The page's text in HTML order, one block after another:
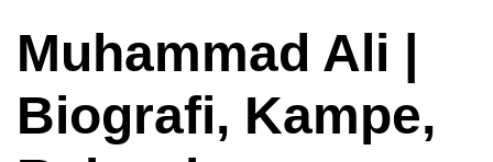
Muhammad Ali |
Biografi, Kampe,